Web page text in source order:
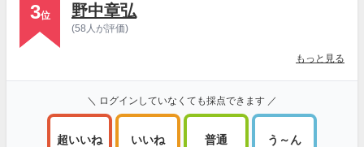
3位 野中章弘
(58人が評価)
もっと見る
＼ ログインしていなくても採点できます ／
超いいね いいね 普通 う～ん